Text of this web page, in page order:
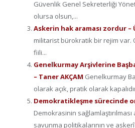
Güvenlik Genel Sekreterliği
olursa olsun,...
Askerin hak araması zordur –
militarist bürokratik bir rejim var.
fiili...
Genelkurmay Arşivlerine
– Taner AKÇAM Genelkurmay
olarak açık, pratik olarak
Demokratikleşme sürecinde
Demokrasinin
savunma politikalarının ve